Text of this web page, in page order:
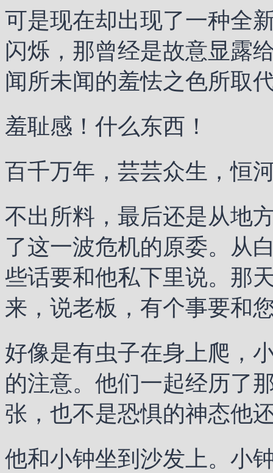
可是现在却出现了一种全
闪烁，那曾经是故意显露
闻所未闻的羞怯之色所取
羞耻感！什么东西！
百千万年，芸芸众生，恒
不出所料，最后还是从地
了这一波危机的原委。从
些话要和他私下里说。那
来，说老板，有个事要和
好像是有虫子在身上爬，
的注意。他们一起经历了
张，也不是恐惧的神态他
他和小钟坐到沙发上。小